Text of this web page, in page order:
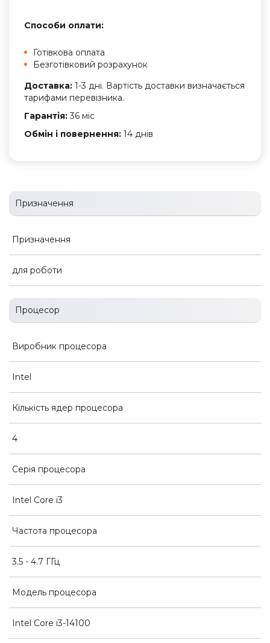
Способи оплати:
Готівкова оплата
Безготівковий розрахунок
Доставка: 1-3 дні. Вартість доставки визначається
тарифами перевізника.
Гарантія:36 міс
Обмін і повернення: 14 днів
Призначення
Призначення
для роботи
Процесор
Виробник процесора
Intel
Кількість ядер процесора
4
Серія процесора
Intel Core i3
Частота процесора
3.5 - 4.7 ГГц
Модель процесора
Intel Core i3-14100